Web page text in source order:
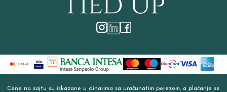
Cene na sajtu su iskazane u dinarima sa uračunatim porezom, a plaćanje se